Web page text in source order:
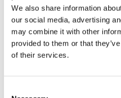
We also share information
our social media, advertising
may combine it with other
provided to them or that
of their services.
Steun Nyenrode